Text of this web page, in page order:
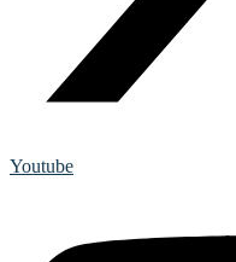
Youtube